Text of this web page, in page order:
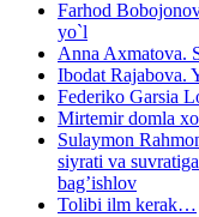
Farhod
yo`l
Anna Axmatova.
Ibodat Rajabova.
Federiko Garsia
Mirtemir domla
Sulaymon
siyrati va
bag’ishlov
Tolibi ilm kerak…